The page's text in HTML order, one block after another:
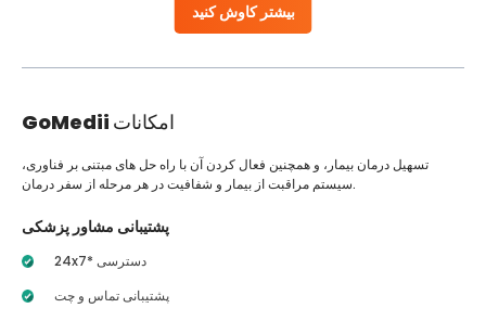
بیشتر کاوش کنید
GoMedii امکانات
تسهیل درمان بیمار، و همچنین فعال کردن آن با راه حل های مبتنی بر فناوری،
سیستم مراقبت از بیمار و شفافیت در هر مرحله از سفر درمان.
پشتیبانی مشاور پزشکی
24x7* دسترسی
پشتیبانی تماس و چت